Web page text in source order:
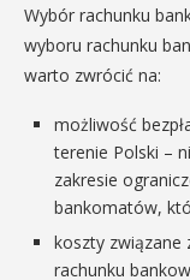
Wybór rachunku
wyboru rachunku
warto zwrócić na:
możliwość
terenie Polski –
zakresie
bankomatów,
koszty związane
rachunku